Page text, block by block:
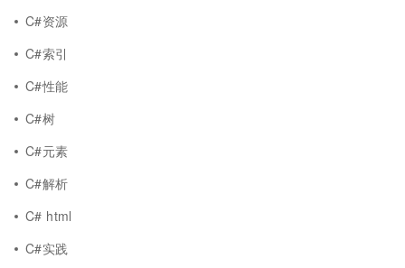
C#资源
C#索引
C#性能
C#树
C#元素
C#解析
C# html
C#实践